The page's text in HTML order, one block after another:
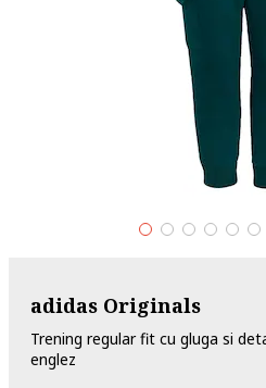
adidas Originals
Trening regular fit cu gluga si
englez